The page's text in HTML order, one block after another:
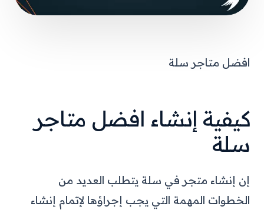
افضل متاجر سلة
كيفية إنشاء افضل متاجر
سلة
إن إنشاء متجر في سلة يتطلب العديد من
الخطوات المهمة التي يجب إجراؤها لإتمام إنشاء